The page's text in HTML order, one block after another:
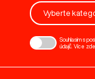
Vyberte
Souhlasím s
údajů. Více zde